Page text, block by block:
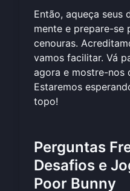
Então, aqueça seus
mente e prepare-se
cenouras.
vamos facilitar. Vá
agora e mostre-nos
Estaremos
topo!
Perguntas
Desafios e
Poor Bunny